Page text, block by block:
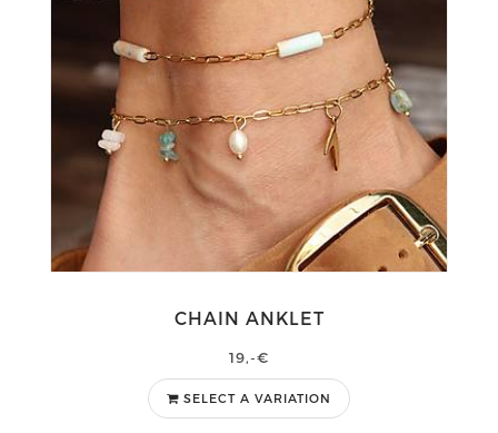
CHAIN ANKLET
19,-€
SELECT A VARIATION